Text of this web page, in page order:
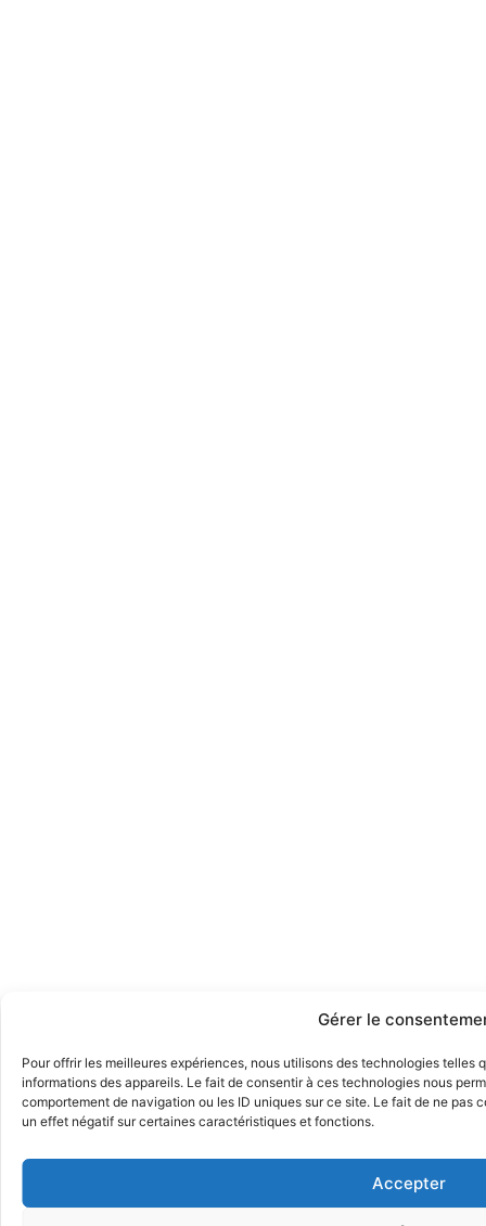
Gérer le
Pour offrir les meilleures expériences, nous utilisons des technologies
informations des appareils. Le fait de consentir à ces technologies nous
comportement de navigation ou les ID uniques sur ce site. Le fait de ne pas
un effet négatif sur certaines caractéristiques et fonctions.
Accepter